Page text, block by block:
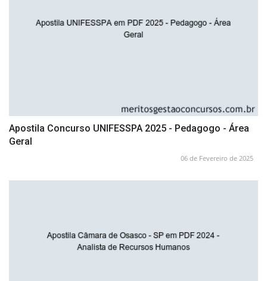
Apostila Concurso UNIFESSPA 2025 - Pedagogo - Área
Geral
06 de Fevereiro de 2025